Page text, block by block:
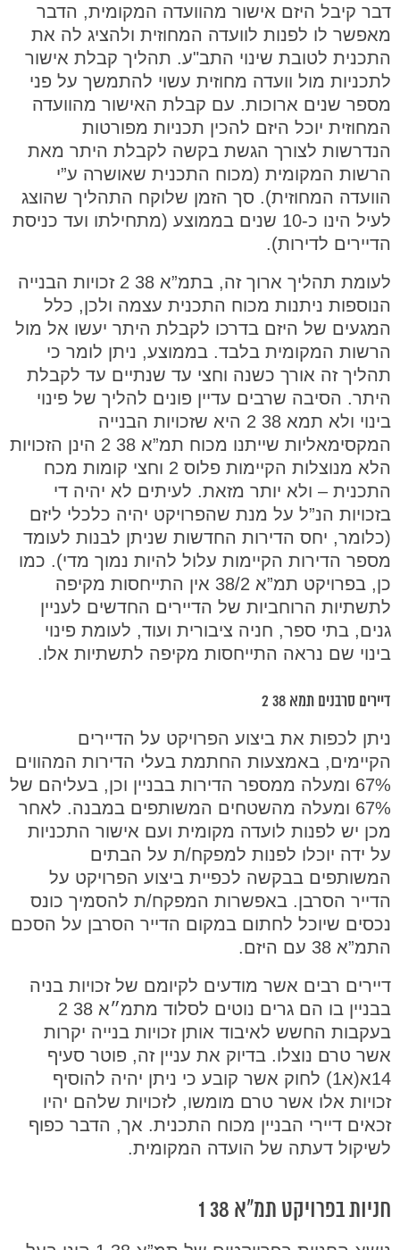
דבר קיבל היזם אישור מהוועדה המקומית, הדבר
מאפשר לו לפנות לוועדה המחוזית ולהציג לה את
התכנית לטובת שינוי התב"ע. תהליך קבלת אישור
לתכניות מול וועדה מחוזית עשוי להתמשך על פני
מספר שנים ארוכות. עם קבלת האישור מהוועדה
המחוזית יוכל היזם להכין תכניות מפורטות
הנדרשות לצורך הגשת בקשה לקבלת היתר מאת
הרשות המקומית (מכוח התכנית שאושרה ע”י
הוועדה המחוזית). סך הזמן שלוקח התהליך שהוצג
לעיל הינו כ-10 שנים בממוצע (מתחילתו ועד כניסת
הדיירים לדירות).
לעומת תהליך ארוך זה, בתמ”א 38 2 זכויות הבנייה
הנוספות ניתנות מכוח התכנית עצמה ולכן, כלל
המגעים של היזם בדרכו לקבלת היתר יעשו אל מול
הרשות המקומית בלבד. בממוצע, ניתן לומר כי
תהליך זה אורך כשנה וחצי עד שנתיים עד לקבלת
היתר. הסיבה שרבים עדיין פונים להליך של פינוי
בינוי ולא תמא 38 2 היא שזכויות הבנייה
המקסימאליות שייתנו מכוח תמ”א 38 2 הינן הזכויות
הלא מנוצלות הקיימות פלוס 2 וחצי קומות מכח
התכנית – ולא יותר מזאת. לעיתים לא יהיה די
בזכויות הנ”ל על מנת שהפרויקט יהיה כלכלי ליזם
(כלומר, יחס הדירות החדשות שניתן לבנות לעומד
מספר הדירות הקיימות עלול להיות נמוך מדי). כמו
כן, בפרויקט תמ”א 38/2 אין התייחסות מקיפה
לתשתיות הרוחביות של הדיירים החדשים לעניין
גנים, בתי ספר, חניה ציבורית ועוד, לעומת פינוי
בינוי שם נראה התייחסות מקיפה לתשתיות אלו.
דיירים סרבנים תמא 38 2
ניתן לכפות את ביצוע הפרויקט על הדיירים
הקיימים, באמצעות החתמת בעלי הדירות המהווים
67% ומעלה ממספר הדירות בבניין וכן, בעליהם של
67% ומעלה מהשטחים המשותפים במבנה. לאחר
מכן יש לפנות לועדה מקומית ועם אישור התכניות
על ידה יוכלו לפנות למפקח/ת על הבתים
המשותפים בבקשה לכפיית ביצוע הפרויקט על
הדייר הסרבן. באפשרות המפקח/ת להסמיך כונס
נכסים שיוכל לחתום במקום הדייר הסרבן על הסכם
התמ”א 38 עם היזם.
דיירים רבים אשר מודעים לקיומם של זכויות בניה
בבניין בו הם גרים נוטים לסלוד מתמ״א 38 2
בעקבות החשש לאיבוד אותן זכויות בנייה יקרות
אשר טרם נוצלו. בדיוק את עניין זה, פוטר סעיף
14א(א1) לחוק אשר קובע כי ניתן יהיה להוסיף
זכויות אלו אשר טרם מומשו, לזכויות שלהם יהיו
זכאים דיירי הבניין מכוח התכנית. אך, הדבר כפוף
לשיקול דעתה של הועדה המקומית.
חניות בפרויקט תמ"א 38 1